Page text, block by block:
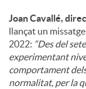
Joan Cavallé,
llançat un
2022: “Des del
experimentant
comportament
normalitat, per la